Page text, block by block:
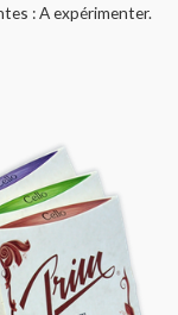
: A expérimenter.